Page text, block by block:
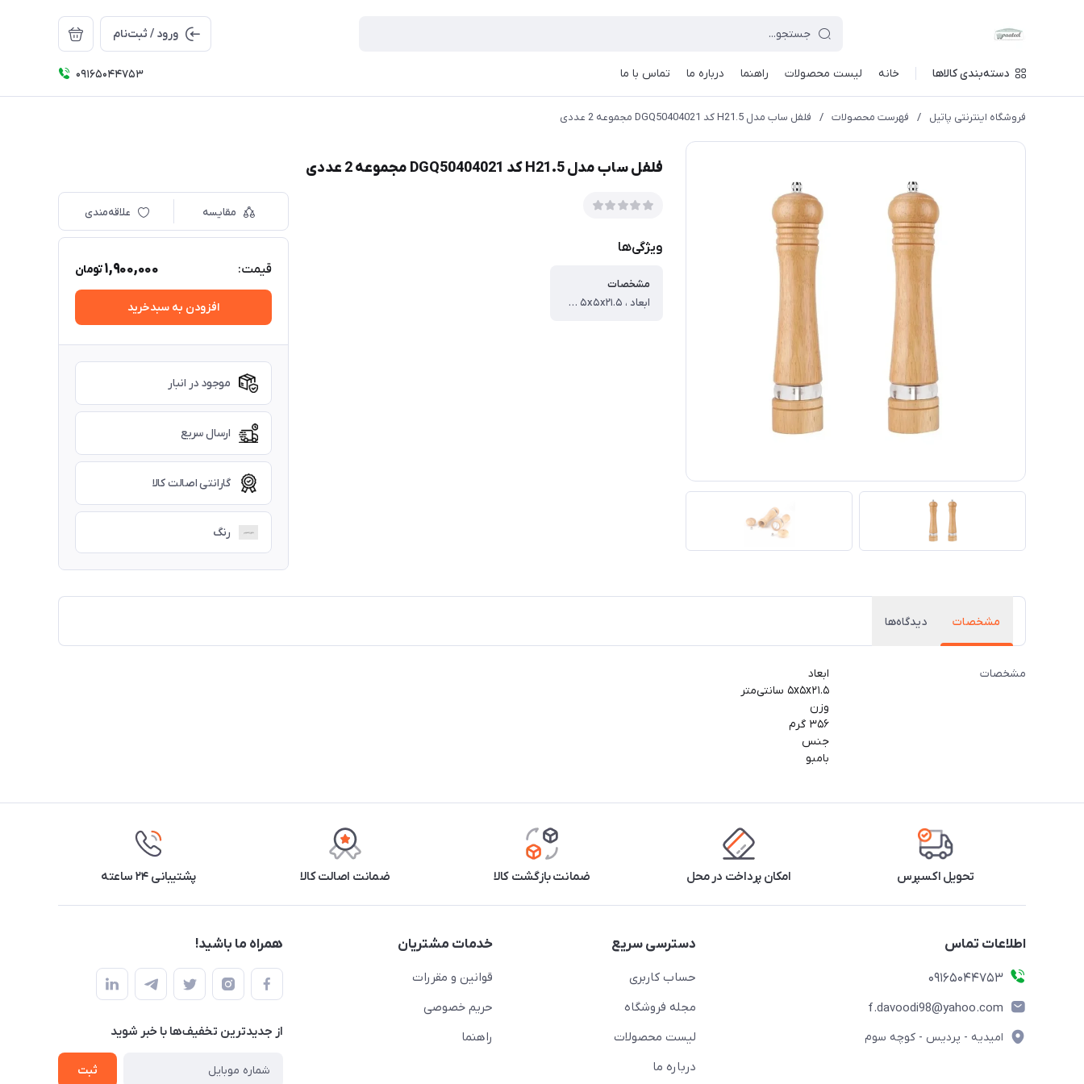
ورود / ثبت‌نام
دسته‌بندی کالاها خانه لیست محصولات راهنما درباره ما تماس با ما 09165044753
فروشگاه اینترنتی پاتیل / فهرست محصولات / فلفل ساب مدل H21.5 کد DGQ50404021 مجموعه 2 عددی
فلفل ساب مدل H21.5 کد DGQ50404021 مجموعه 2 عددی
ویژگی‌ها
مشخصات
ابعاد ، ۵x۵x۲۱.۵ سانتی‌متر ، وزن ، ۳۵۶ گرم ، جنس ، بامبو
مقایسه علاقه‌مندی
قیمت: 1,900,000تومان
افزودن به سبدخرید
موجود در انبار
ارسال سریع
گارانتی اصالت کالا
رنگ
مشخصات دیدگاه‌ها
مشخصات
ابعاد
۵x۵x۲۱.۵ سانتی‌متر
وزن
۳۵۶ گرم
جنس
بامبو
تحویل اکسپرس امکان پرداخت در محل ضمانت بازگشت کالا ضمانت اصالت کالا پشتیبانی ۲۴ ساعته
اطلاعات تماس
09165044753
f.davoodi98@yahoo.com
امیدیه - پردیس - کوچه سوم
دسترسی سریع
حساب کاربری
مجله فروشگاه
لیست محصولات
درباره ما
خدمات مشتریان
قوانین و مقررات
حریم خصوصی
راهنما
همراه ما باشید!
از جدید‌ترین تخفیف‌ها با‌ خبر شوید
ثبت